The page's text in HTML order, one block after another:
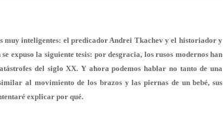
muy inteligentes: el predicador Andrei Tkachev y el historiador y
expuso la siguiente tesis: por desgracia, los rusos modernos han
del siglo XX. Y ahora podemos hablar no tanto de una
al movimiento de los brazos y las piernas de un bebé, sus
explicar por qué.